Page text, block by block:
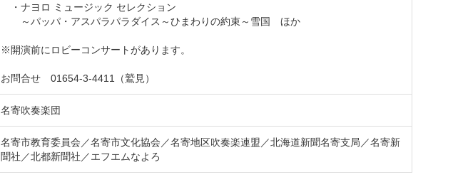
・ナヨロ ミュージック セレクション
～パッパ・アスパラパラダイス～ひまわりの約束～雪国 ほか
※開演前にロビーコンサートがあります。
お問合せ 01654-3-4411（鷲見）
名寄吹奏楽団
名寄市教育委員会／名寄市文化協会／名寄地区吹奏楽連盟／北海道新聞名寄支局／名寄新
聞社／北都新聞社／エフエムなよろ